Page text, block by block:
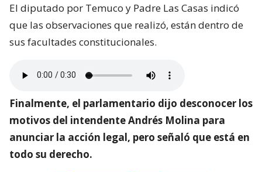
El diputado por Temuco y Padre Las Casas indicó
que las observaciones que realizó, están dentro de
sus facultades constitucionales.
Finalmente, el parlamentario dijo desconocer los
motivos del intendente Andrés Molina para
anunciar la acción legal, pero señaló que está en
todo su derecho.